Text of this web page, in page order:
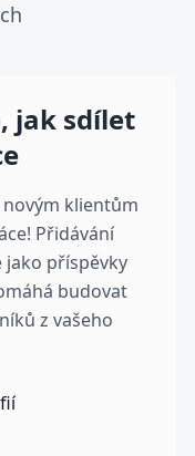
vašemu
masku a
je to snadné!
jak sdílet
klientům
Přidávání
příspěvky
budovat
z vašeho